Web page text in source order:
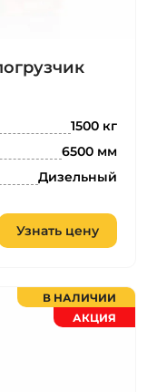
1500 кг
6500 мм
Дизельный
Узнать цену
В НАЛИЧИИ
АКЦИЯ